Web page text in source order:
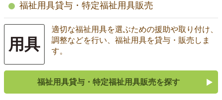
福祉用具貸与・特定福祉用具販売
用具
適切な福祉用具を選ぶための援助や取り付け、
調整などを行い、福祉用具を貸与・販売しま
す。
福祉用具貸与・特定福祉用具販売を探す